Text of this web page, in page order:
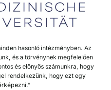
hasonló intézményben. Az
és a törvénynek megfelelően
és előnyös számunkra, hogy
rendelkezünk, hogy ezt egy